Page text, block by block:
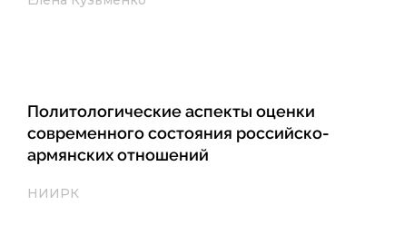
Политологические аспекты оценки
современного состояния российско-
армянских отношений
НИИРК